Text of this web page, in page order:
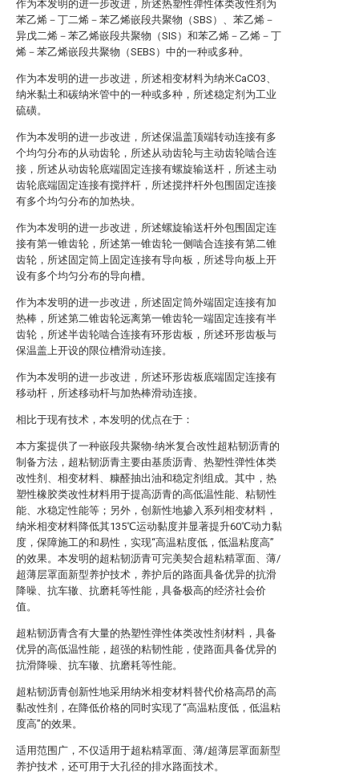
作为本发明的进一步改进，所述热塑性弹性体类改性剂为
苯乙烯－丁二烯－苯乙烯嵌段共聚物（SBS）、苯乙烯－
异戊二烯－苯乙烯嵌段共聚物（SIS）和苯乙烯－乙烯－丁
烯－苯乙烯嵌段共聚物（SEBS）中的一种或多种。
作为本发明的进一步改进，所述相变材料为纳米CaCO3、
纳米黏土和碳纳米管中的一种或多种，所述稳定剂为工业
硫磺。
作为本发明的进一步改进，所述保温盖顶端转动连接有多
个均匀分布的从动齿轮，所述从动齿轮与主动齿轮啮合连
接，所述从动齿轮底端固定连接有螺旋输送杆，所述主动
齿轮底端固定连接有搅拌杆，所述搅拌杆外包围固定连接
有多个均匀分布的加热块。
作为本发明的进一步改进，所述螺旋输送杆外包围固定连
接有第一锥齿轮，所述第一锥齿轮一侧啮合连接有第二锥
齿轮，所述固定筒上固定连接有导向板，所述导向板上开
设有多个均匀分布的导向槽。
作为本发明的进一步改进，所述固定筒外端固定连接有加
热棒，所述第二锥齿轮远离第一锥齿轮一端固定连接有半
齿轮，所述半齿轮啮合连接有环形齿板，所述环形齿板与
保温盖上开设的限位槽滑动连接。
作为本发明的进一步改进，所述环形齿板底端固定连接有
移动杆，所述移动杆与加热棒滑动连接。
相比于现有技术，本发明的优点在于：
本方案提供了一种嵌段共聚物-纳米复合改性超粘韧沥青的
制备方法，超粘韧沥青主要由基质沥青、热塑性弹性体类
改性剂、相变材料、糠醛抽出油和稳定剂组成。其中，热
塑性橡胶类改性材料用于提高沥青的高低温性能、粘韧性
能、水稳定性能等；另外，创新性地掺入系列相变材料，
纳米相变材料降低其135℃运动黏度并显著提升60℃动力黏
度，保障施工的和易性，实现“高温粘度低，低温粘度高”
的效果。本发明的超粘韧沥青可完美契合超粘精罩面、薄/
超薄层罩面新型养护技术，养护后的路面具备优异的抗滑
降噪、抗车辙、抗磨耗等性能，具备极高的经济社会价
值。
超粘韧沥青含有大量的热塑性弹性体类改性剂材料，具备
优异的高低温性能，超强的粘韧性能，使路面具备优异的
抗滑降噪、抗车辙、抗磨耗等性能。
超粘韧沥青创新性地采用纳米相变材料替代价格高昂的高
黏改性剂，在降低价格的同时实现了“高温粘度低，低温粘
度高”的效果。
适用范围广，不仅适用于超粘精罩面、薄/超薄层罩面新型
养护技术，还可用于大孔径的排水路面技术。